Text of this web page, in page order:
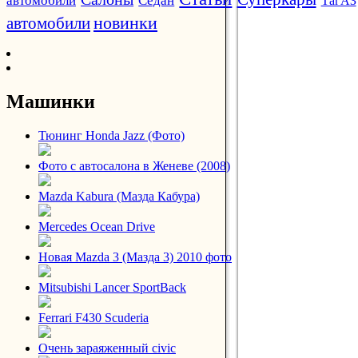
автомобилиновинки
Машинки
Тюнинг Honda Jazz (Фото)
Фото с автосалона в Женеве (2008)
Mazda Kabura (Мазда Кабура)
Mercedes Ocean Drive
Новая Mazda 3 (Мазда 3) 2010 фото
Mitsubishi Lancer SportBack
Ferrari F430 Scuderia
Очень зараяженный civic